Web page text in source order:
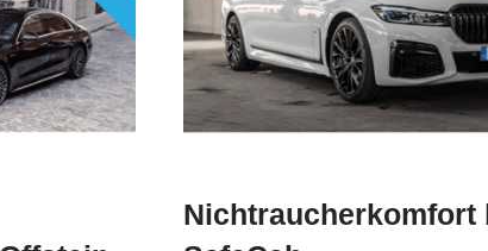
Nichtraucherkomfort